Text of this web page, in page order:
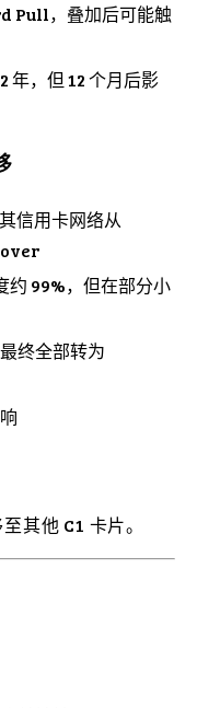
Pull，叠加后可能触
年，但 12 个月后影
信用卡网络从
99%，但在部分小
终全部转为
其他 C1 卡片。